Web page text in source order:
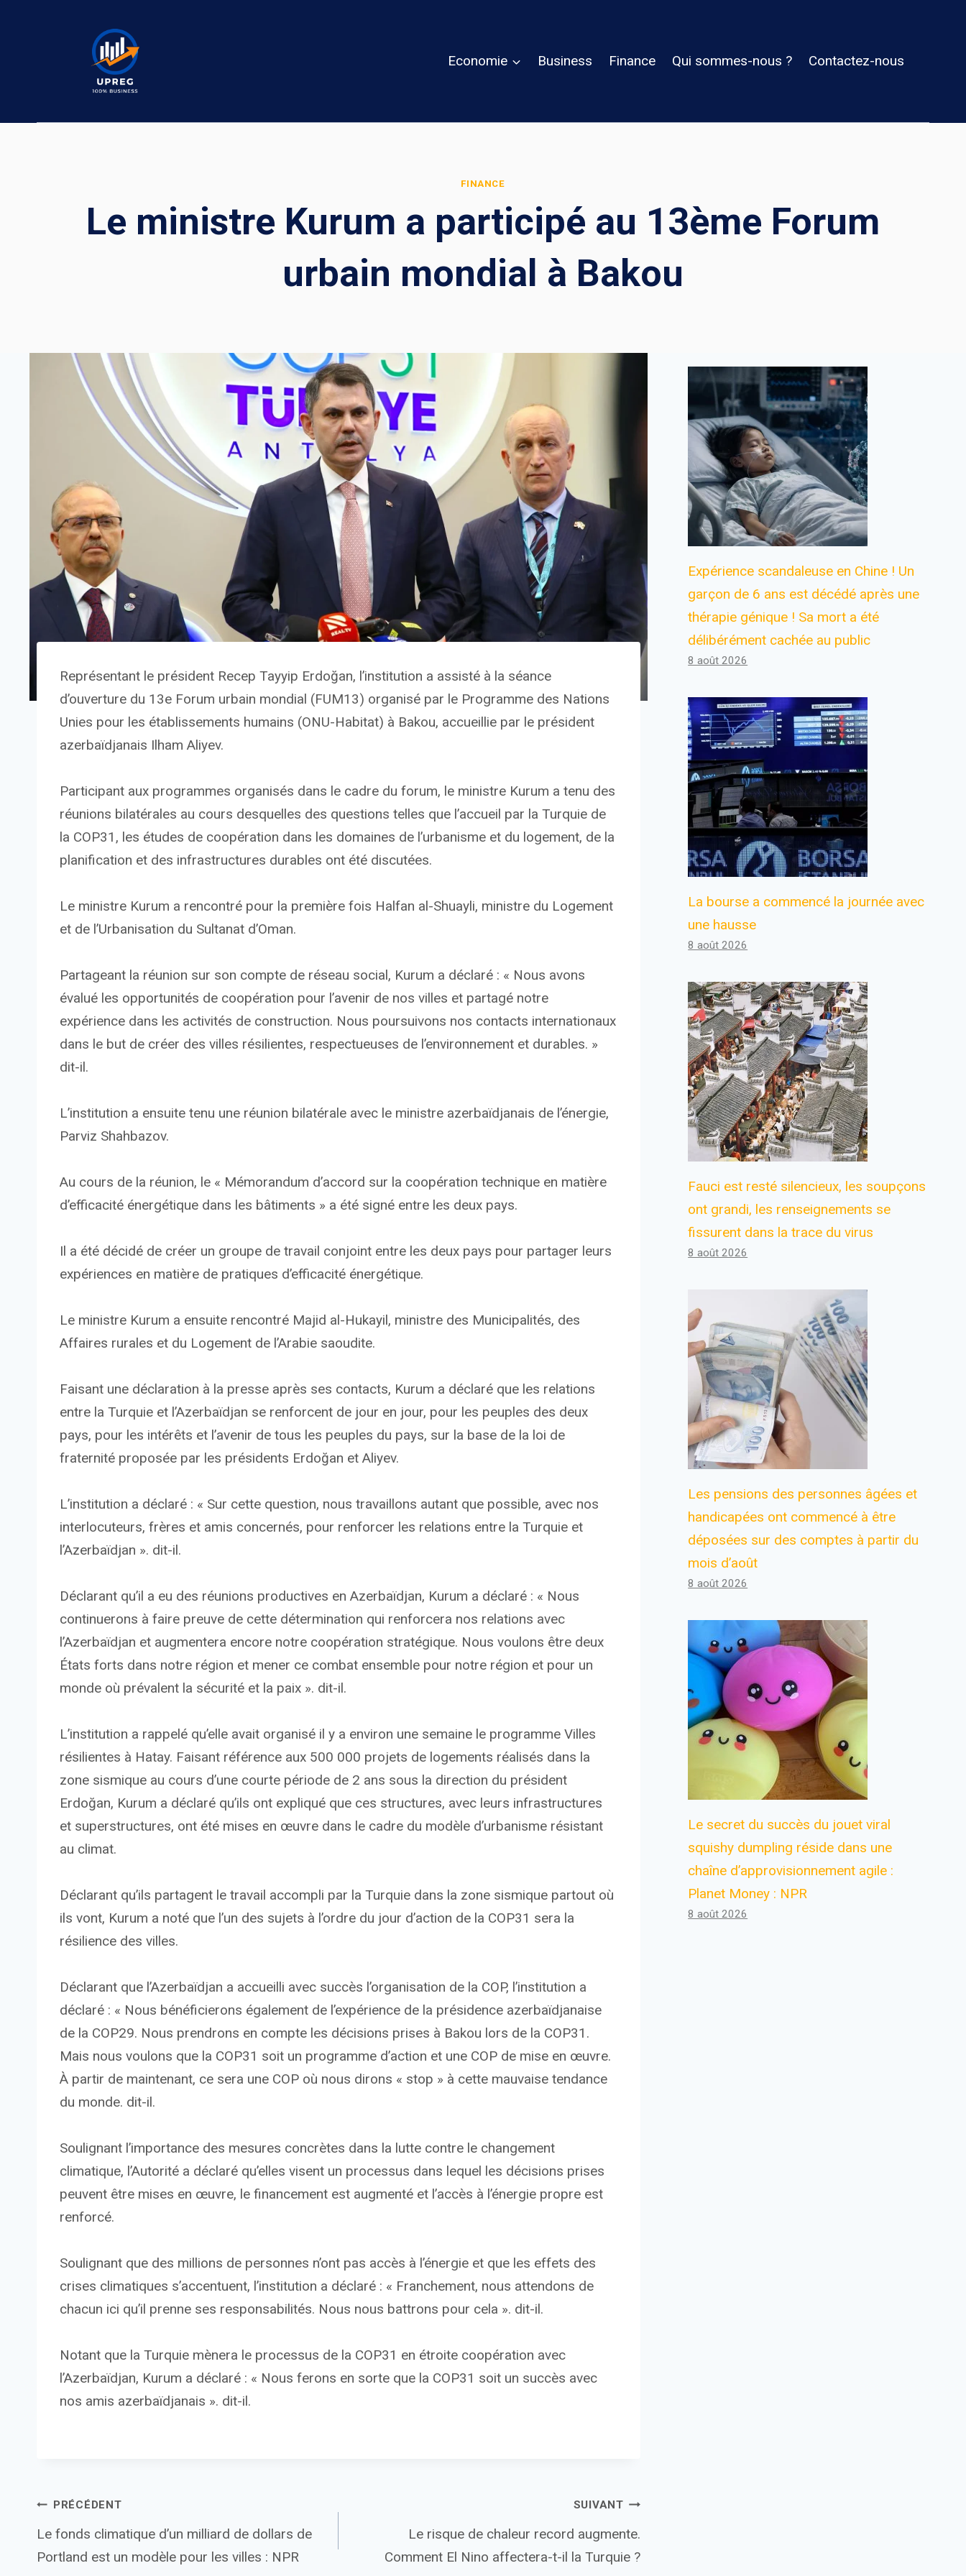
Economie Business Finance Qui sommes-nous ? Contactez-nous
FINANCE
Le ministre Kurum a participé au 13ème Forum
urbain mondial à Bakou
Représentant le président Recep Tayyip Erdoğan, l’institution a assisté à la séance
d’ouverture du 13e Forum urbain mondial (FUM13) organisé par le Programme des Nations
Unies pour les établissements humains (ONU-Habitat) à Bakou, accueillie par le président
azerbaïdjanais Ilham Aliyev.
Participant aux programmes organisés dans le cadre du forum, le ministre Kurum a tenu des
réunions bilatérales au cours desquelles des questions telles que l’accueil par la Turquie de
la COP31, les études de coopération dans les domaines de l’urbanisme et du logement, de la
planification et des infrastructures durables ont été discutées.
Le ministre Kurum a rencontré pour la première fois Halfan al-Shuayli, ministre du Logement
et de l’Urbanisation du Sultanat d’Oman.
Partageant la réunion sur son compte de réseau social, Kurum a déclaré : « Nous avons
évalué les opportunités de coopération pour l’avenir de nos villes et partagé notre
expérience dans les activités de construction. Nous poursuivons nos contacts internationaux
dans le but de créer des villes résilientes, respectueuses de l’environnement et durables. »
dit-il.
L’institution a ensuite tenu une réunion bilatérale avec le ministre azerbaïdjanais de l’énergie,
Parviz Shahbazov.
Au cours de la réunion, le « Mémorandum d’accord sur la coopération technique en matière
d’efficacité énergétique dans les bâtiments » a été signé entre les deux pays.
Il a été décidé de créer un groupe de travail conjoint entre les deux pays pour partager leurs
expériences en matière de pratiques d’efficacité énergétique.
Le ministre Kurum a ensuite rencontré Majid al-Hukayil, ministre des Municipalités, des
Affaires rurales et du Logement de l’Arabie saoudite.
Faisant une déclaration à la presse après ses contacts, Kurum a déclaré que les relations
entre la Turquie et l’Azerbaïdjan se renforcent de jour en jour, pour les peuples des deux
pays, pour les intérêts et l’avenir de tous les peuples du pays, sur la base de la loi de
fraternité proposée par les présidents Erdoğan et Aliyev.
L’institution a déclaré : « Sur cette question, nous travaillons autant que possible, avec nos
interlocuteurs, frères et amis concernés, pour renforcer les relations entre la Turquie et
l’Azerbaïdjan ». dit-il.
Déclarant qu’il a eu des réunions productives en Azerbaïdjan, Kurum a déclaré : « Nous
continuerons à faire preuve de cette détermination qui renforcera nos relations avec
l’Azerbaïdjan et augmentera encore notre coopération stratégique. Nous voulons être deux
États forts dans notre région et mener ce combat ensemble pour notre région et pour un
monde où prévalent la sécurité et la paix ». dit-il.
L’institution a rappelé qu’elle avait organisé il y a environ une semaine le programme Villes
résilientes à Hatay. Faisant référence aux 500 000 projets de logements réalisés dans la
zone sismique au cours d’une courte période de 2 ans sous la direction du président
Erdoğan, Kurum a déclaré qu’ils ont expliqué que ces structures, avec leurs infrastructures
et superstructures, ont été mises en œuvre dans le cadre du modèle d’urbanisme résistant
au climat.
Déclarant qu’ils partagent le travail accompli par la Turquie dans la zone sismique partout où
ils vont, Kurum a noté que l’un des sujets à l’ordre du jour d’action de la COP31 sera la
résilience des villes.
Déclarant que l’Azerbaïdjan a accueilli avec succès l’organisation de la COP, l’institution a
déclaré : « Nous bénéficierons également de l’expérience de la présidence azerbaïdjanaise
de la COP29. Nous prendrons en compte les décisions prises à Bakou lors de la COP31.
Mais nous voulons que la COP31 soit un programme d’action et une COP de mise en œuvre.
À partir de maintenant, ce sera une COP où nous dirons « stop » à cette mauvaise tendance
du monde. dit-il.
Soulignant l’importance des mesures concrètes dans la lutte contre le changement
climatique, l’Autorité a déclaré qu’elles visent un processus dans lequel les décisions prises
peuvent être mises en œuvre, le financement est augmenté et l’accès à l’énergie propre est
renforcé.
Soulignant que des millions de personnes n’ont pas accès à l’énergie et que les effets des
crises climatiques s’accentuent, l’institution a déclaré : « Franchement, nous attendons de
chacun ici qu’il prenne ses responsabilités. Nous nous battrons pour cela ». dit-il.
Notant que la Turquie mènera le processus de la COP31 en étroite coopération avec
l’Azerbaïdjan, Kurum a déclaré : « Nous ferons en sorte que la COP31 soit un succès avec
nos amis azerbaïdjanais ». dit-il.
Navigation
de
PRÉCÉDENT
Le fonds climatique d’un milliard de dollars de
Portland est un modèle pour les villes : NPR
SUIVANT
Le risque de chaleur record augmente.
Comment El Nino affectera-t-il la Turquie ?
Expérience scandaleuse en Chine ! Un
garçon de 6 ans est décédé après une
thérapie génique ! Sa mort a été
délibérément cachée au public
8 août 2026
La bourse a commencé la journée avec
une hausse
8 août 2026
Fauci est resté silencieux, les soupçons
ont grandi, les renseignements se
fissurent dans la trace du virus
8 août 2026
Les pensions des personnes âgées et
handicapées ont commencé à être
déposées sur des comptes à partir du
mois d’août
8 août 2026
Le secret du succès du jouet viral
squishy dumpling réside dans une
chaîne d’approvisionnement agile :
Planet Money : NPR
8 août 2026